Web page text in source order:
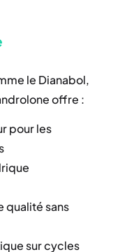
le Dianabol,
offre :
pour les
qualité sans
sur cycles